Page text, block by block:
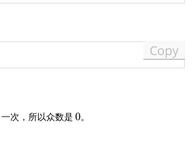
Copy
次，所以众数是0
0。